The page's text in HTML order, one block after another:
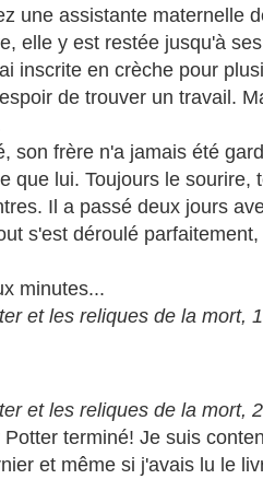
une assistante maternelle
elle y est restée jusqu'à
inscrite en crèche pour
de trouver un travail.
son frère n'a jamais été
que lui. Toujours le sourire,
Il a passé deux jours
s'est déroulé
minutes...
et les reliques de la mort,
et les reliques de la mort,
terminé! Je suis
et même si j'avais lu le